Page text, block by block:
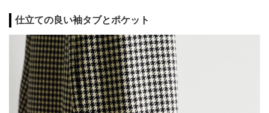
仕立ての良い袖タブとポケット